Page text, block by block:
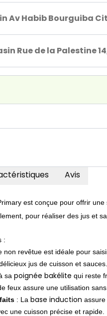
Av Habib Bourguiba
Rue de la Palestine
Avis
est conçue pour offrir une
pour réaliser des jus et
:
non revêtue est idéale pour
jus de cuisson et sauces.
sapoignée bakélite qui reste
feux assure une utilisation sans
: La base induction
une cuisson précise et rapide.